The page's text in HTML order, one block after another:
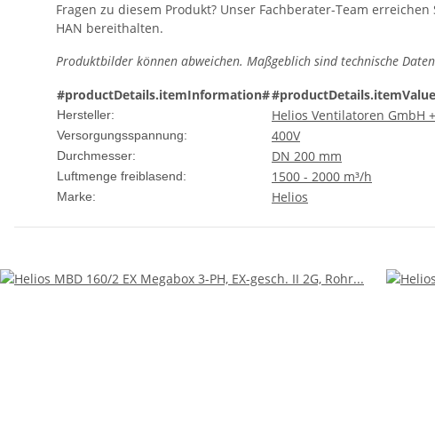
Fragen zu diesem Produkt? Unser Fachberater-Team
HAN bereithalten.
Produktbilder können abweichen. Maßgeblich sind technische
#productDetails.itemInformation#
Hersteller: Helios Ventilatoren GmbH
Versorgungsspannung: 400V
Durchmesser: DN 200 mm
Luftmenge freiblasend: 1500 - 2000 m³/h
Marke: Helios